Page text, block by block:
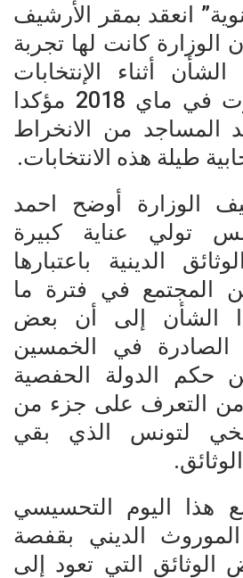
انعقد بمقر الأرشيف
الوزارة كانت لها تجربة
أثناء الإنتخابات
البلدية التي جرت في ماي 2018 مؤكدا
المساجد من الانخراط
طيلة هذه الانتخابات.
الوزارة أوضح احمد
تولي عناية كبيرة
الدينية باعتبارها
المجتمع في فترة ما
الشأن إلى أن بعض
الصادرة في الخمسين
حكم الدولة الحفصية
من التعرف على جزء من
لتونس الذي بقي
هذا اليوم التحسيسي
الديني بقفصة
التي تعود إلى